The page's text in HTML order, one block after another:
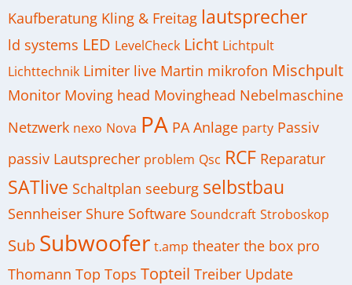
Kaufberatung Kling & Freitag lautsprecher
ld systems LED LevelCheck Licht Lichtpult
Lichttechnik Limiter live Martin mikrofon Mischpult
Monitor Moving head Movinghead Nebelmaschine
Netzwerk nexo Nova PA PA Anlage party Passiv
passiv Lautsprecher problem Qsc RCF Reparatur
SATlive Schaltplan seeburg selbstbau
Sennheiser Shure Software Soundcraft Stroboskop
Sub Subwoofer t.amp theater the box pro
Thomann Top Tops Topteil Treiber Update